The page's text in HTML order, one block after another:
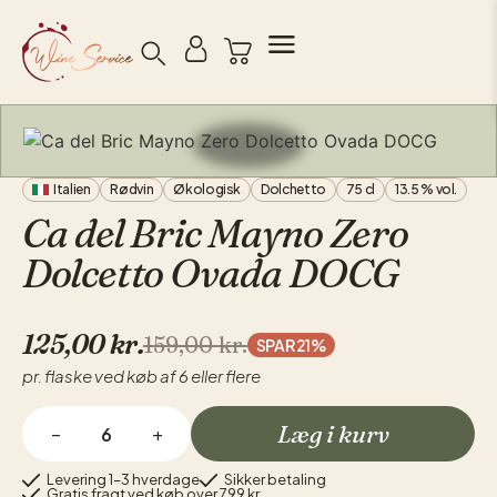
Søg
Italien Rødvin Økologisk Dolchetto 75 cl 13.5 % vol.
Ca del Bric Mayno Zero
Dolcetto Ovada DOCG
125,00kr.159,00kr. SPAR 21%
pr. flaske ved køb af 6 eller flere
− + Læg i kurv
Levering 1–3 hverdage
Sikker betaling